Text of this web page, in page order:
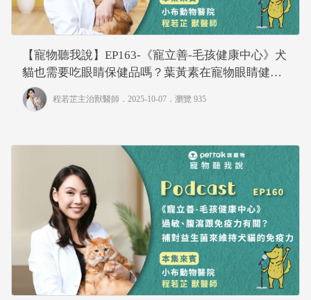
【寵物聽我說】EP163-《寵立善-毛孩健康中心》犬
貓也需要吃眼睛保健品嗎？葉黃素在寵物眼睛健康
中的角色｜專業獸醫—程若芷
程若芷主治獸醫師 ．2025-10-07． 瀏覽 935